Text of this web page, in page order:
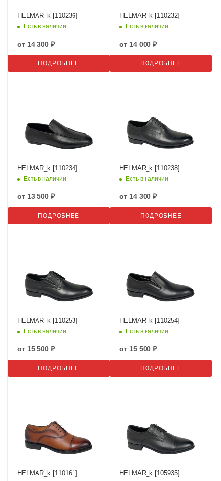
HELMAR_k [110236]
Есть в наличии
от 14 300 ₽
ПОДРОБНЕЕ
HELMAR_k [110232]
Есть в наличии
от 14 000 ₽
ПОДРОБНЕЕ
HELMAR_k [110234]
Есть в наличии
от 13 500 ₽
ПОДРОБНЕЕ
HELMAR_k [110238]
Есть в наличии
от 14 300 ₽
ПОДРОБНЕЕ
HELMAR_k [110253]
Есть в наличии
от 15 500 ₽
ПОДРОБНЕЕ
HELMAR_k [110254]
Есть в наличии
от 15 500 ₽
ПОДРОБНЕЕ
HELMAR_k [110161] HELMAR_k [105935]